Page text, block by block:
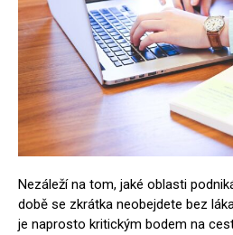
Nezáleží na tom, jaké oblasti
době se zkrátka neobejdete bez
je naprosto kritickým bodem na